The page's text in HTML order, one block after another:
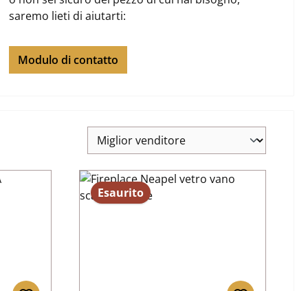
saremo lieti di aiutarti:
Modulo di contatto
Esaurito